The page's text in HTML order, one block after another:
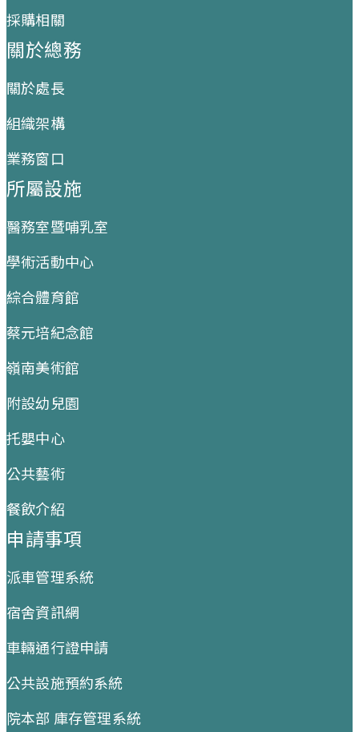
採購相關
關於總務
關於處長
組織架構
業務窗口
所屬設施
醫務室暨哺乳室
學術活動中心
綜合體育館
蔡元培紀念館
嶺南美術館
附設幼兒園
托嬰中心
公共藝術
餐飲介紹
申請事項
派車管理系統
宿舍資訊網
車輛通行證申請
公共設施預約系統
院本部 庫存管理系統